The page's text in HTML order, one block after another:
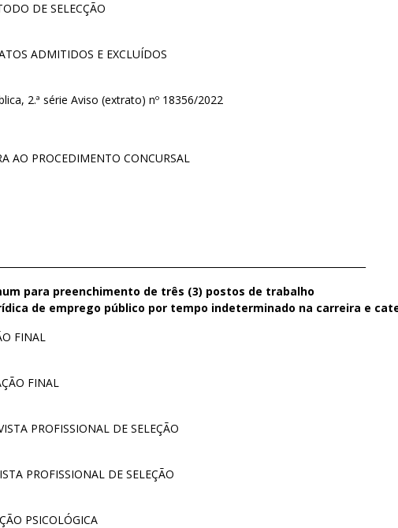
DE SELECÇÃO
ADMITIDOS E EXCLUÍDOS
2.ª série Aviso (extrato) nº 18356/2022
AO PROCEDIMENTO CONCURSAL
para preenchimento de três (3) postos de trabalho
de emprego público por tempo indeterminado na carreira e
FINAL
FINAL
PROFISSIONAL DE SELEÇÃO
PROFISSIONAL DE SELEÇÃO
PSICOLÓGICA